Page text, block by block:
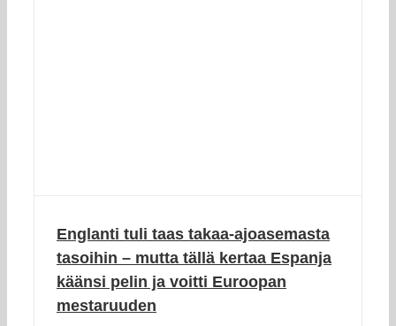
Englanti tuli taas takaa-ajoasemasta
tasoihin – mutta tällä kertaa Espanja
käänsi pelin ja voitti Euroopan
mestaruuden